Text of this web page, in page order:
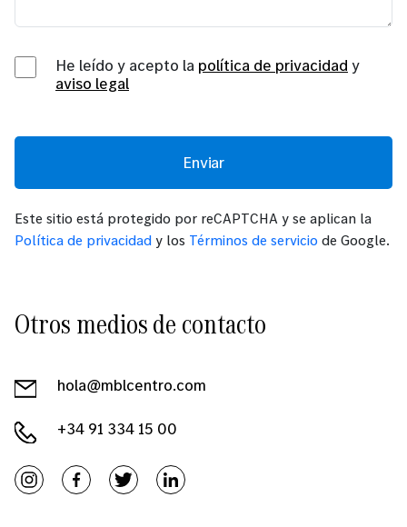
He leído y acepto la política de privacidad y
aviso legal
Este sitio está protegido por reCAPTCHA y se aplican la
Política de privacidad y los Términos de servicio de Google.
Otros medios de contacto
hola@mblcentro.com
+34 91 334 15 00